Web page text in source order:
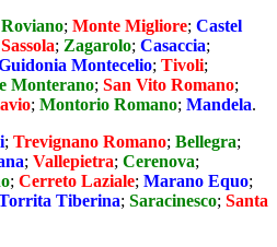
Roviano; Monte Migliore; Castel
; Zagarolo; Casaccia;
Montecelio; Tivoli;
Monterano; San Vito Romano;
; Montorio Romano; Mandela.
; Trevignano Romano; Bellegra;
; Vallepietra; Cerenova;
; Cerreto Laziale; Marano Equo;
Tiberina; Saracinesco; Santa